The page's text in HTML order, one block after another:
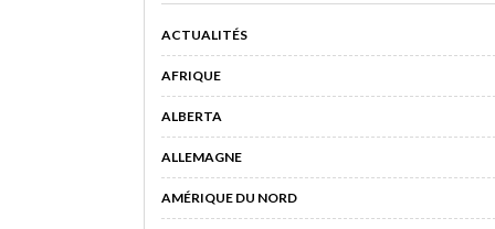
ACTUALITÉS
AFRIQUE
ALBERTA
ALLEMAGNE
AMÉRIQUE DU NORD